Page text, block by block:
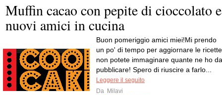
Muffin cacao con pepite di cioccolato e
nuovi amici in cucina
Buon pomeriggio amici miei!Mi prendo
un po' di tempo per aggiornare le
non potete immaginare quante ne ho da
pubblicare! Spero di riuscire a farlo...
Leggere il seguito
Da Milavi